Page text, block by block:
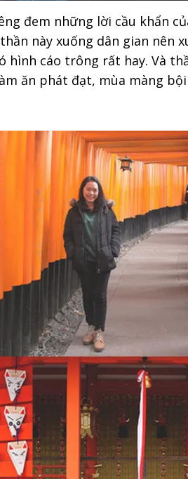
đem những lời cầu khẩn
này xuống dân gian nên
hình cáo trông rất hay. Và
ăn phát đạt, mùa màng